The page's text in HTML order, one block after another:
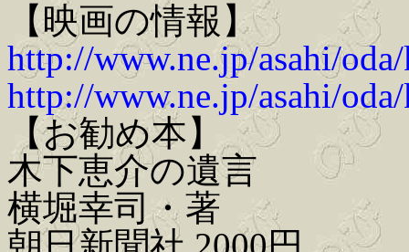
【映画の情報】
http://www.ne.jp/asahi/
http://www.ne.jp/asahi/
【お勧め本】
木下恵介の遺言
横堀幸司・著